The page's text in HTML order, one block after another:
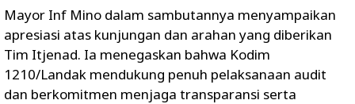
Mayor Inf Mino dalam sambutannya menyampaikan
apresiasi atas kunjungan dan arahan yang diberikan
Tim Itjenad. Ia menegaskan bahwa Kodim
1210/Landak mendukung penuh pelaksanaan audit
dan berkomitmen menjaga transparansi serta